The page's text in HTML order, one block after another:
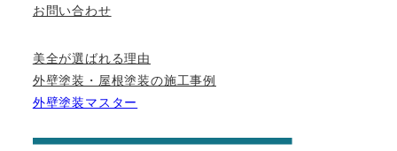
お問い合わせ
美全が選ばれる理由
外壁塗装・屋根塗装の施工事例
外壁塗装マスター